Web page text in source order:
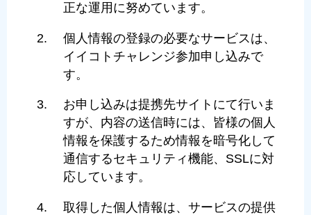
正な運用に努めています。
個人情報の登録の必要なサービスは、
イイコトチャレンジ参加申し込みで
す。
お申し込みは提携先サイトにて行いま
すが、内容の送信時には、皆様の個人
情報を保護するため情報を暗号化して
通信するセキュリティ機能、SSLに対
応しています。
取得した個人情報は、サービスの提供